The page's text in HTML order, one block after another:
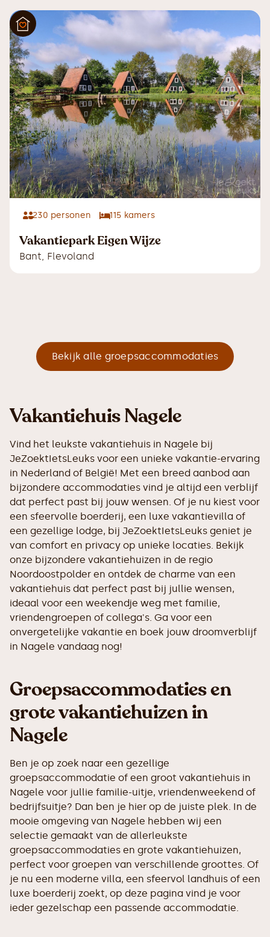
230 personen 115 kamers
Vakantiepark Eigen Wijze
Bant, Flevoland
Bekijk alle groepsaccommodaties
Vakantiehuis Nagele
Vind het leukste vakantiehuis in Nagele bij
JeZoektIetsLeuks voor een unieke vakantie-ervaring
in Nederland of België! Met een breed aanbod aan
bijzondere accommodaties vind je altijd een verblijf
dat perfect past bij jouw wensen. Of je nu kiest voor
een sfeervolle boerderij, een luxe vakantievilla of
een gezellige lodge, bij JeZoektIetsLeuks geniet je
van comfort en privacy op unieke locaties. Bekijk
onze bijzondere vakantiehuizen in de regio
Noordoostpolder en ontdek de charme van een
vakantiehuis dat perfect past bij jullie wensen,
ideaal voor een weekendje weg met familie,
vriendengroepen of collega's. Ga voor een
onvergetelijke vakantie en boek jouw droomverblijf
in Nagele vandaag nog!
Groepsaccommodaties en
grote vakantiehuizen in
Nagele
Ben je op zoek naar een gezellige
groepsaccommodatie of een groot vakantiehuis in
Nagele voor jullie familie-uitje, vriendenweekend of
bedrijfsuitje? Dan ben je hier op de juiste plek. In de
mooie omgeving van Nagele hebben wij een
selectie gemaakt van de allerleukste
groepsaccommodaties en grote vakantiehuizen,
perfect voor groepen van verschillende groottes. Of
je nu een moderne villa, een sfeervol landhuis of een
luxe boerderij zoekt, op deze pagina vind je voor
ieder gezelschap een passende accommodatie.